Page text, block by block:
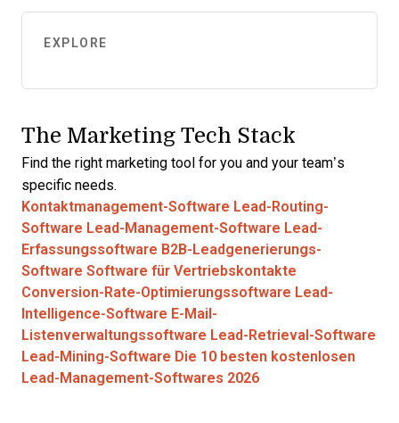
EXPLORE
The Marketing Tech Stack
Find the right marketing tool for you and your team’s
specific needs.
Kontaktmanagement-Software Lead-Routing-
Software Lead-Management-Software Lead-
Erfassungssoftware B2B-Leadgenerierungs-
Software Software für Vertriebskontakte
Conversion-Rate-Optimierungssoftware Lead-
Intelligence-Software E-Mail-
Listenverwaltungssoftware Lead-Retrieval-Software
Lead-Mining-Software Die 10 besten kostenlosen
Lead-Management-Softwares 2026